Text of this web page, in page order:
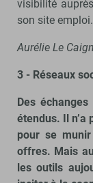
visibilité
son site emploi.
Aurélie Le
3 - Réseaux
Des
étendus. Il n’a
pour se
offres. Mais
les outils